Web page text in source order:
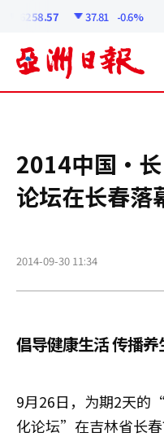
6258.57 37.81 -0.6%
2014中国•长
论坛在长春落
2014-09-30 11:34
倡导健康生活 传播养
9月26日，为期2天的
化论坛”在吉林省长